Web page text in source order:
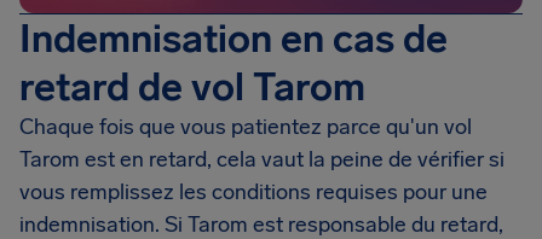
Indemnisation en cas de
retard de vol Tarom
Chaque fois que vous patientez parce qu'un vol
Tarom est en retard, cela vaut la peine de vérifier si
vous remplissez les conditions requises pour une
indemnisation. Si Tarom est responsable du retard,